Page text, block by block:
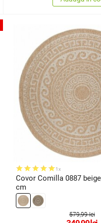
1x
Covor Comilla 0887
cm
579,99 lei